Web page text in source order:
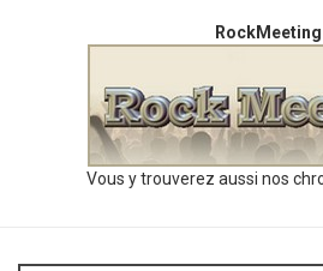
RockMeeting
Vous y trouverez aussi nos